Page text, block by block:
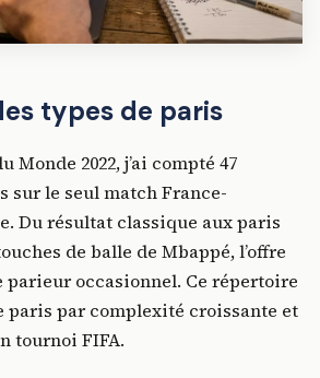
types de paris
Monde 2022, j’ai compté 47
sur le seul match France-
Du résultat classique aux paris
de balle de Mbappé, l’offre
parieur occasionnel. Ce répertoire
paris par complexité croissante et
tournoi FIFA.